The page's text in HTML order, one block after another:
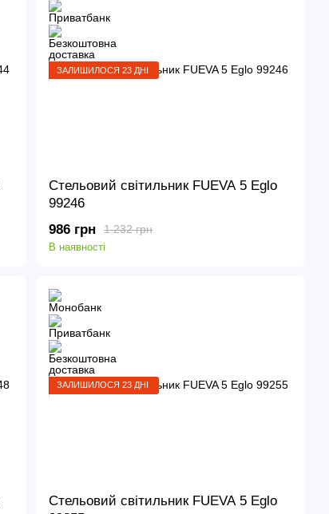
ЗАЛИШИЛОСЯ 23 ДНІ
Стельовий світильник FUEVA 5 Eglo
99246
1 232 грн
986 грн
В наявності
ЗАЛИШИЛОСЯ 23 ДНІ
Стельовий світильник FUEVA 5 Eglo